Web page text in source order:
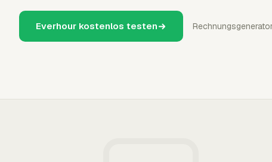
Everhour kostenlos testen